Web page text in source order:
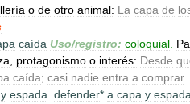
o de otro animal: La capa de
caída Uso/registro: coloquial
protagonismo o interés: Desde
caída; casi nadie entra a comprar.
y espada defender* a capa y espada